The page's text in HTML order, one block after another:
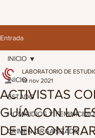
Entrada
INICIO
ESTADO
HOMICIDIOS Y
CRIMEN ORGANIZADO
INICIO
ACTIVISTAS
GUÍA CON LA
DE
LABORATORIO DE
19 nov 2021